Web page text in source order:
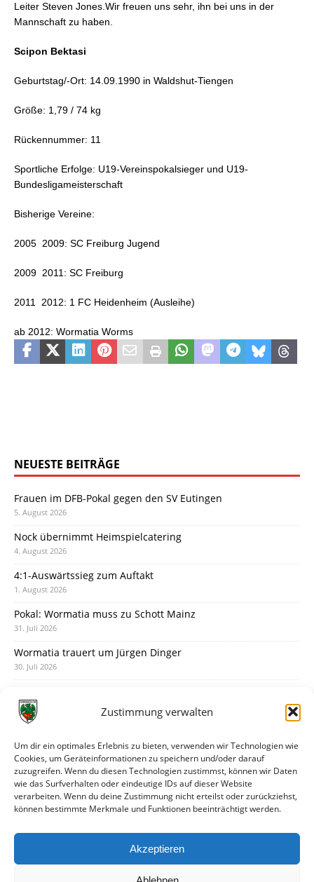
Zustimmung verwalten
Um dir ein optimales Erlebnis zu bieten, verwenden wir Technologien wie
Cookies, um Geräteinformationen zu speichern und/oder darauf
zuzugreifen. Wenn du diesen Technologien zustimmst, können wir Daten
wie das Surfverhalten oder eindeutige IDs auf dieser Website
verarbeiten. Wenn du deine Zustimmung nicht erteilst oder zurückziehst,
können bestimmte Merkmale und Funktionen beeinträchtigt werden.
Akzeptieren
Leiter Steven Jones.Wir freuen uns sehr, ihn bei uns in der
Mannschaft zu haben.
Scipon Bektasi
Geburtstag/-Ort: 14.09.1990 in Waldshut-Tiengen
Größe: 1,79 / 74 kg
Rückennummer: 11
Sportliche Erfolge: U19-Vereinspokalsieger und U19-
Bundesligameisterschaft
Bisherige Vereine:
2005  2009: SC Freiburg Jugend
2009  2011: SC Freiburg
2011  2012: 1 FC Heidenheim (Ausleihe)
ab 2012: Wormatia Worms
NEUESTE BEITRÄGE
Frauen im DFB-Pokal gegen den SV Eutingen
5. August 2026
Nock übernimmt Heimspielcatering
4. August 2026
4:1-Auswärtssieg zum Auftakt
1. August 2026
Pokal: Wormatia muss zu Schott Mainz
31. Juli 2026
Wormatia trauert um Jürgen Dinger
30. Juli 2026
28. Juli 2026
28. Juli 2026
Neue Podcast-Folge: So tickt Björn!
27. Juli 2026
Eindrücke vom Stadionfest
Unterhaltsamer Abschlusstest mit später Niederlage
25. Juli 2026